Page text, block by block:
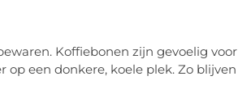
Koffiebonen zijn gevoelig voor
een donkere, koele plek. Zo blijven